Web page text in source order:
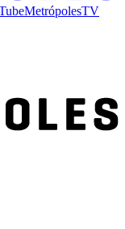
MetrópolesTV